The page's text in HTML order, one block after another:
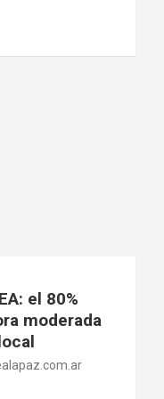
el 80%
moderada